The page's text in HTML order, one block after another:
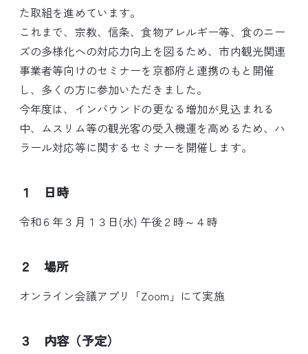
た取組を進めています。
これまで、宗教、信条、食物アレルギー等、食のニー
ズの多様化への対応力向上を図るため、市内観光関連
事業者等向けのセミナーを京都府と連携のもと開催
し、多くの方に参加いただきました。
今年度は、インバウンドの更なる増加が見込まれる
中、ムスリム等の観光客の受入機運を高めるため、ハ
ラール対応等に関するセミナーを開催します。
１ 日時
令和６年３月１３日(水) 午後２時～４時
２ 場所
オンライン会議アプリ「Zoom」にて実施
３ 内容（予定）